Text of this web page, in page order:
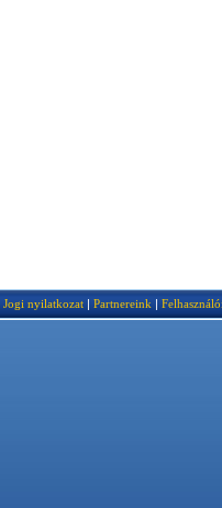
Jogi nyilatkozat | Partnereink |